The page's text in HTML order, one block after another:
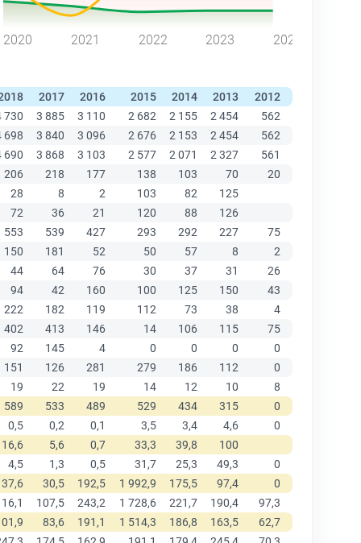
2020 2021 2022 2023 2024
2017 2016 2015 2014 2013 2012